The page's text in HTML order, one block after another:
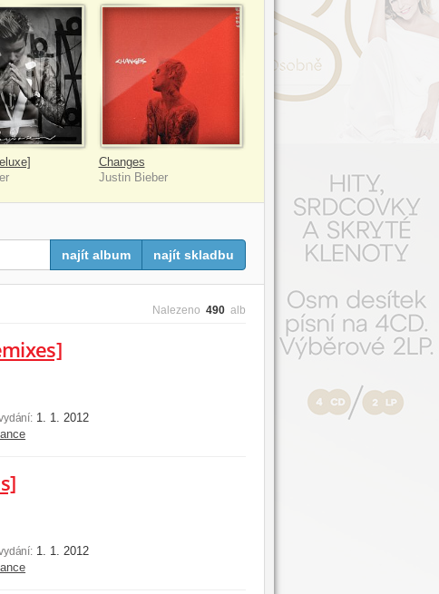
Changes
Justin Bieber
najít album najít skladbu
Nalezeno 490 alb
1. 1. 2012
1. 1. 2012